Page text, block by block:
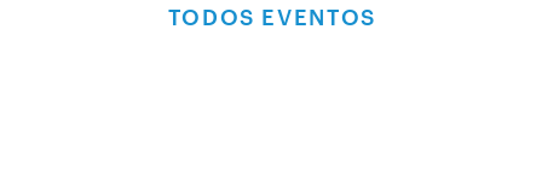
TODOS EVENTOS